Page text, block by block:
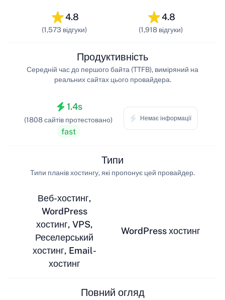
4.8
(1,573 відгуки)
4.8
(1,918 відгуки)
1.4s
(1808 сайтів протестовано)
fast
Продуктивність
Середній час до першого байта (TTFB), виміряний на
реальних сайтах цього провайдера.
Немає інформації
Веб-хостинг,
WordPress
хостинг, VPS,
Реселерський
хостинг, Email-
хостинг
Типи
Типи планів хостингу, які пропонує цей провайдер.
WordPress хостинг
Повний огляд